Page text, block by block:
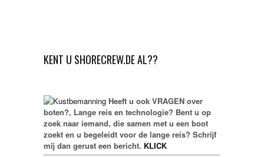
KENT U SHORECREW.DE AL??
Heeft u ook VRAGEN over
boten?, Lange reis en technologie? Bent u op
zoek naar iemand, die samen met u een boot
zoekt en u begeleidt voor de lange reis? Schrijf
mij dan gerust een bericht. KLICK